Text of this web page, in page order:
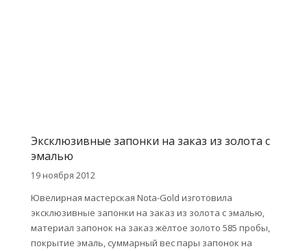
Эксклюзивные запонки на заказ из золота с
эмалью
19 ноября 2012
Ювелирная мастерская Nota-Gold изготовила
эксклюзивные запонки на заказ из золота с эмалью,
материал запонок на заказ жёлтое золото 585 пробы,
покрытие эмаль, суммарный вес пары запонок на